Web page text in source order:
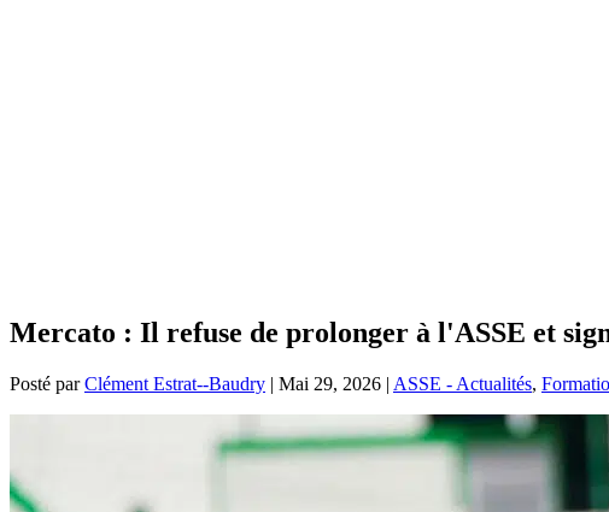
Mercato : Il refuse de prolonger à l'ASSE et
Posté parClément Estrat--Baudry | Mai 29, 2026 | ASSE - Actualités,